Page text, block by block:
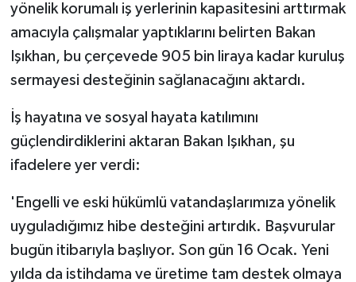
yönelik korumalı iş yerlerinin kapasitesini arttırmak
amacıyla çalışmalar yaptıklarını belirten Bakan
Işıkhan, bu çerçevede 905 bin liraya kadar kuruluş
sermayesi desteğinin sağlanacağını aktardı.
İş hayatına ve sosyal hayata katılımını
güçlendirdiklerini aktaran Bakan Işıkhan, şu
ifadelere yer verdi:
'Engelli ve eski hükümlü vatandaşlarımıza yönelik
uyguladığımız hibe desteğini artırdık. Başvurular
bugün itibarıyla başlıyor. Son gün 16 Ocak. Yeni
yılda da istihdama ve üretime tam destek olmaya